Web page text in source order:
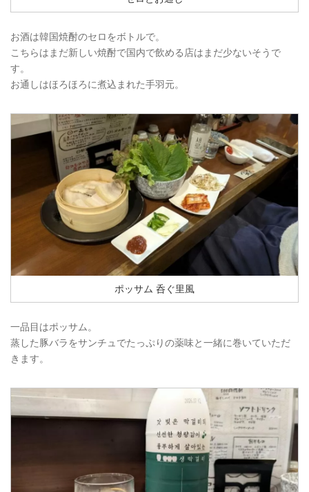
お酒は韓国焼酎のセロをボトルで。
こちらはまだ新しい焼酎で国内で飲める店はまだ少ないそうで
す。
お通しはほろほろに煮込まれた手羽元。
ポッサム 呑ぐ里風
一品目はポッサム。
蒸した豚バラをサンチュでたっぷりの薬味と一緒に巻いていただ
きます。